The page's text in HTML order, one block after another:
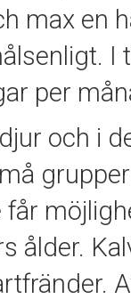
max en
I
per
och i
ålder.